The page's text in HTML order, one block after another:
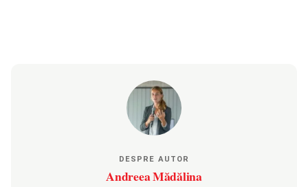
DESPRE AUTOR
Andreea Mădălina